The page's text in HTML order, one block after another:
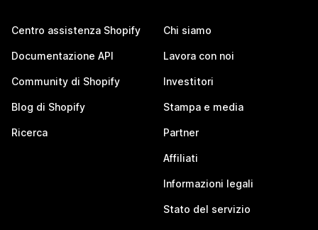
Centro assistenza Shopify
Documentazione API
Community di Shopify
Blog di Shopify
Ricerca
Chi siamo
Lavora con noi
Investitori
Stampa e media
Partner
Affiliati
Informazioni legali
Stato del servizio